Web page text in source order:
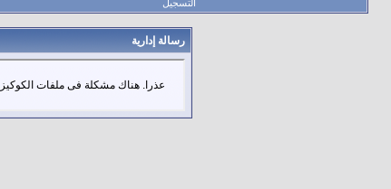
التسجيل
رسالة إدارية
عذرا. هناك مشكلة فى ملفات الكوكيز